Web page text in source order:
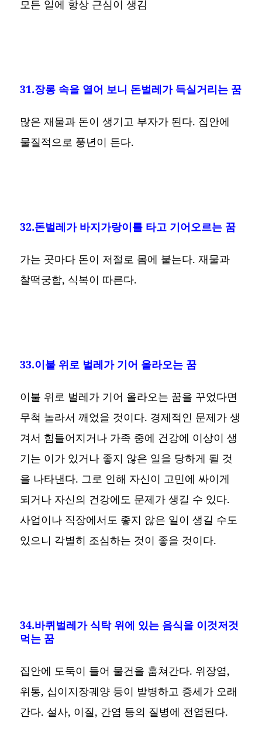
모든 일에 항상 근심이 생김
31.장롱 속을 열어 보니 돈벌레가 득실거리는 꿈
많은 재물과 돈이 생기고 부자가 된다. 집안에
물질적으로 풍년이 든다.
32.돈벌레가 바지가랑이를 타고 기어오르는 꿈
가는 곳마다 돈이 저절로 몸에 붙는다. 재물과
찰떡궁합, 식복이 따른다.
33.이불 위로 벌레가 기어 올라오는 꿈
이불 위로 벌레가 기어 올라오는 꿈을 꾸었다면
무척 놀라서 깨었을 것이다. 경제적인 문제가 생
겨서 힘들어지거나 가족 중에 건강에 이상이 생
기는 이가 있거나 좋지 않은 일을 당하게 될 것
을 나타낸다. 그로 인해 자신이 고민에 싸이게
되거나 자신의 건강에도 문제가 생길 수 있다.
사업이나 직장에서도 좋지 않은 일이 생길 수도
있으니 각별히 조심하는 것이 좋을 것이다.
34.바퀴벌레가 식탁 위에 있는 음식을 이것저것
먹는 꿈
집안에 도둑이 들어 물건을 훔쳐간다. 위장염,
위통, 십이지장궤양 등이 발병하고 증세가 오래
간다. 설사, 이질, 간염 등의 질병에 전염된다.